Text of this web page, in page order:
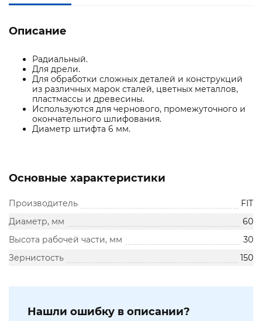
Описание
Радиальный.
Для дрели.
Для обработки сложных деталей и конструкций
из различных марок сталей, цветных металлов,
пластмассы и древесины.
Используются для чернового, промежуточного и
окончательного шлифования.
Диаметр штифта 6 мм.
Основные характеристики
Производитель
FIT
Диаметр, мм
60
Высота рабочей части, мм
30
Зернистость
150
Нашли ошибку в описании?